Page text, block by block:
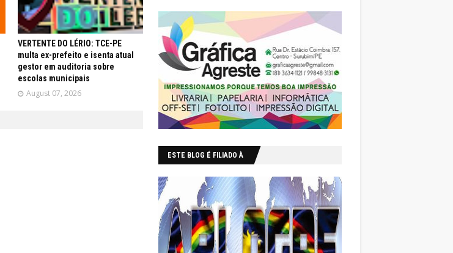
VERTENTE DO LÉRIO: TCE-PE
multa ex-prefeito e isenta atual
gestor em auditoria sobre
escolas municipais
August 07, 2026
ESTE BLOG É FILIADO À